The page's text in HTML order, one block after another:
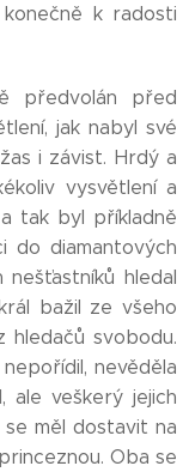
k radosti
předvolán před
jak nabyl své
i závist. Hrdý a
vysvětlení a
tak byl příkladně
do diamantových
hledal
bažil ze všeho
hledačů svobodu.
nevěděla
ale veškerý jejich
měl dostavit na
Oba se